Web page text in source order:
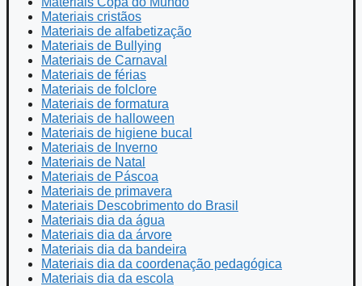
Materiais cristãos
Materiais de alfabetização
Materiais de Bullying
Materiais de Carnaval
Materiais de férias
Materiais de folclore
Materiais de formatura
Materiais de halloween
Materiais de higiene bucal
Materiais de Inverno
Materiais de Natal
Materiais de Páscoa
Materiais de primavera
Materiais Descobrimento do Brasil
Materiais dia da água
Materiais dia da árvore
Materiais dia da bandeira
Materiais dia da coordenação pedagógica
Materiais dia da escola